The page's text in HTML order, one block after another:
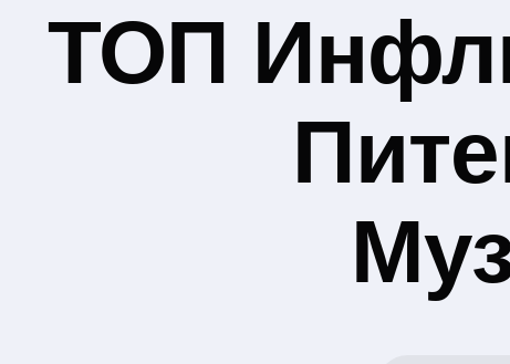
ТОП